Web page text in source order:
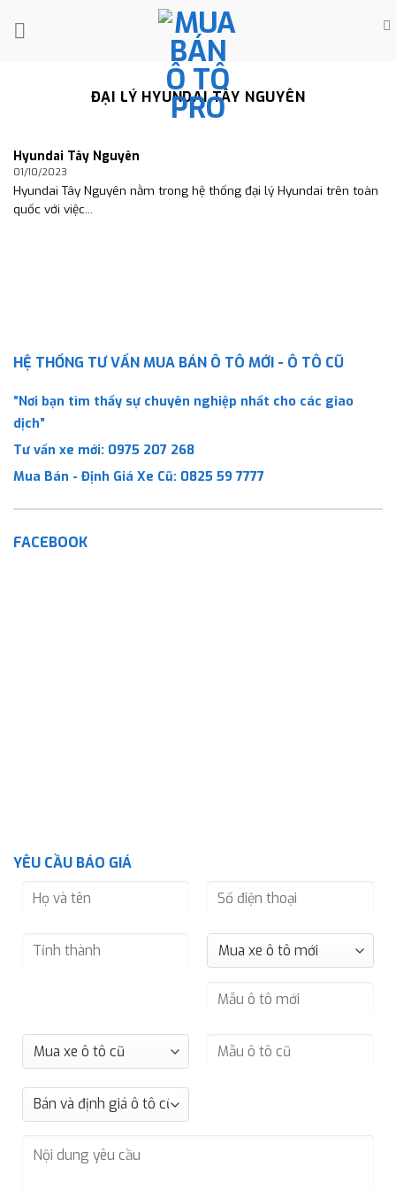
ĐẠI LÝ HYUNDAI TÂY NGUYÊN
Hyundai Tây Nguyên
01/10/2023
Hyundai Tây Nguyên nằm trong hệ thống đại lý Hyundai trên toàn
quốc với việc...
HỆ THỐNG TƯ VẤN MUA BÁN Ô TÔ MỚI - Ô TÔ CŨ
“Nơi bạn tìm thấy sự chuyên nghiệp nhất cho các giao
dịch”
Tư vấn xe mới: 0975 207 268
Mua Bán - Định Giá Xe Cũ: 0825 59 7777
FACEBOOK
YÊU CẦU BÁO GIÁ